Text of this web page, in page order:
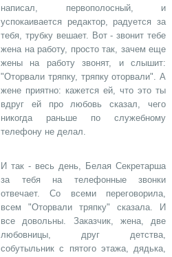
написал, первополосный, и
успокаивается редактор, радуется за
тебя, трубку вешает. Вот - звонит тебе
жена на работу, просто так, зачем еще
жены на работу звонят, и слышит:
"Оторвали тряпку, тряпку оторвали". А
жене приятно: кажется ей, что это ты
вдруг ей про любовь сказал, чего
никогда раньше по служебному
телефону не делал.
И так - весь день, Белая Секретарша
за тебя на телефонные звонки
отвечает. Со всеми переговорила,
всем "Оторвали тряпку" сказала. И
все довольны. Заказчик, жена, две
любовницы, друг детства,
собутыльник с пятого этажа, дядька,